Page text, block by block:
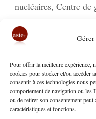
Pour offrir la meilleure expérience,
cookies pour stocker et/ou accéder
consentir à ces technologies nous
comportement de navigation ou les
ou de retirer son consentement
caractéristiques et fonctions.
nucléaires, Centre de
Corée
Corée du Nord
Desenvolvimento STP
Eni,Epic Games,
ExxonMobil,FAO,